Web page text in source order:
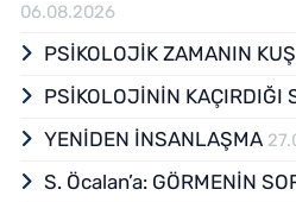
06.08.2026
PSİKOLOJİK ZAMANIN
PSİKOLOJİNİN KAÇIRDIĞI
YENİDEN İNSANLAŞMA
S. Öcalan’a: GÖRMENİN